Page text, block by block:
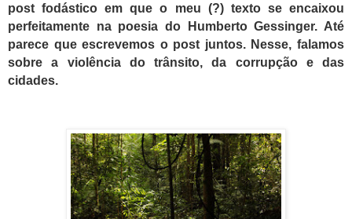
post fodástico em que o meu (?) texto se encaixou
perfeitamente na poesia do Humberto Gessinger. Até
parece que escrevemos o post juntos. Nesse, falamos
sobre a violência do trânsito, da corrupção e das
cidades.